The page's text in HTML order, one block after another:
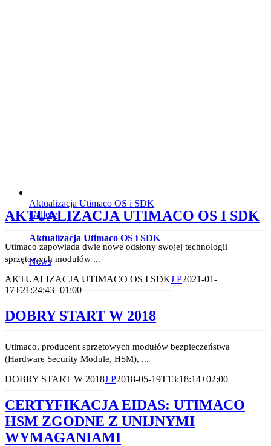
Aktualizacja Utimaco OS i SDK
Gallery
Aktualizacja Utimaco OS i SDK
News
AKTUALIZACJA UTIMACO OS I SDK
Utimaco zapowiada dwie nowe odsłony swojej technologii
sprzętowych modułów ...
AKTUALIZACJA UTIMACO OS I SDKJ P2021-01-
17T21:24:43+01:00
DOBRY START W 2018
Utimaco, producent sprzętowych modułów bezpieczeństwa
(Hardware Security Module, HSM), ...
DOBRY START W 2018J P2018-05-19T13:18:14+02:00
CERTYFIKACJA EIDAS: UTIMACO
HSM ZGODNE Z UNIJNYMI
WYMAGANIAMI